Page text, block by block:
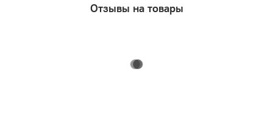
Отзывы на товары